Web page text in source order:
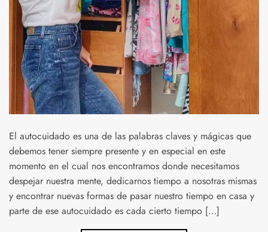
El autocuidado es una de las palabras claves y mágicas que
debemos tener siempre presente y en especial en este
momento en el cual nos encontramos donde necesitamos
despejar nuestra mente, dedicarnos tiempo a nosotras mismas
y encontrar nuevas formas de pasar nuestro tiempo en casa y
parte de ese autocuidado es cada cierto tiempo […]